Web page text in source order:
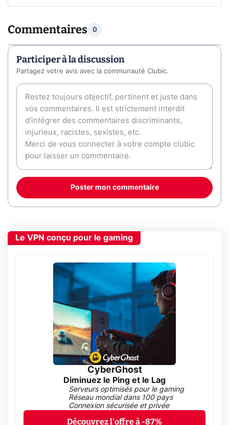
Commentaires 0
Participer à la discussion
Partagez votre avis avec la communauté Clubic.
Poster mon commentaire
Le VPN conçu pour le gaming
CyberGhost
Diminuez le Ping et le Lag
Serveurs optimisés pour le gaming
Réseau mondial dans 100 pays
Connexion sécurisée et privée
Découvrez l'offre à -87%